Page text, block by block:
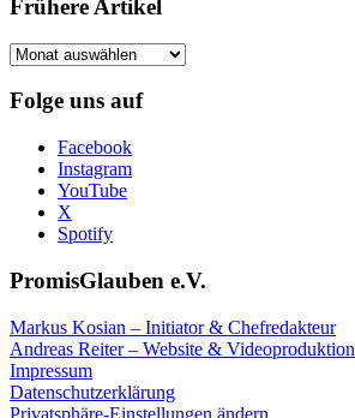
Frühere Artikel
Frühere
Folge uns auf
Facebook
Instagram
YouTube
X
Spotify
PromisGlauben e.V.
Markus Kosian – Initiator & Chefredakteur
Andreas Reiter – Website & Videoproduktion
Impressum
Datenschutzerklärung
Privatsphäre-Einstellungen ändern